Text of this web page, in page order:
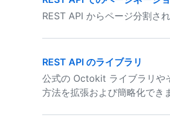
REST API からページ分割さ
REST API のライブラリ
公式の Octokit ライブラリや
方法を拡張および簡略化でき